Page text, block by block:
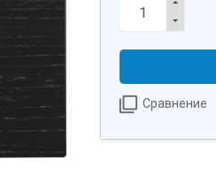
Сравнение